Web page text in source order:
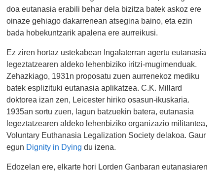
doa eutanasia erabili behar dela bizitza batek askoz ere
oinaze gehiago dakarrenean atsegina baino, eta ezin
bada hobekuntzarik apalena ere aurreikusi.
Ez ziren hortaz ustekabean Ingalaterran agertu eutanasia
legeztatzearen aldeko lehenbiziko iritzi-mugimenduak.
Zehazkiago, 1931n proposatu zuen aurrenekoz mediku
batek esplizituki eutanasia aplikatzea. C.K. Millard
doktorea izan zen, Leicester hiriko osasun-ikuskaria.
1935an sortu zuen, lagun batzuekin batera, eutanasia
legeztatzearen aldeko lehenbiziko organizazio militantea,
Voluntary Euthanasia Legalization Society delakoa. Gaur
egun Dignity in Dying du izena.
Edozelan ere, elkarte hori Lorden Ganbaran eutanasiaren